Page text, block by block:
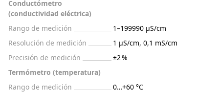
Conductómetro
(conductividad eléctrica)
Rango de medición
1–199990 µS/cm
Resolución de medición
1 μS/cm, 0,1 mS/cm
Precisión de medición
±2 %
Termómetro (temperatura)
Rango de medición
0…+60 °С